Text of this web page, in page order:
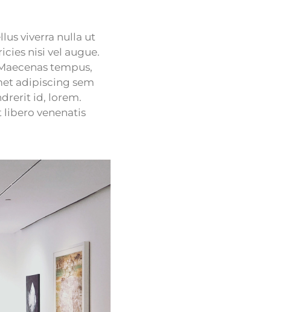
viverra nulla ut
nisi vel augue.
tempus,
adipiscing sem
id, lorem.
libero venenatis